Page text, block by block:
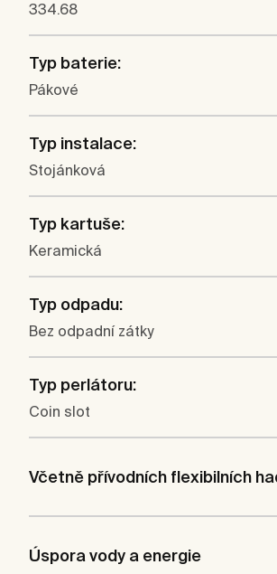
334.68
Typ baterie:
Pákové
Typ instalace:
Stojánková
Typ kartuše:
Keramická
Typ odpadu:
Bez odpadní zátky
Typ perlátoru:
Coin slot
Včetně přívodních flexibilních
Úspora vody a energie